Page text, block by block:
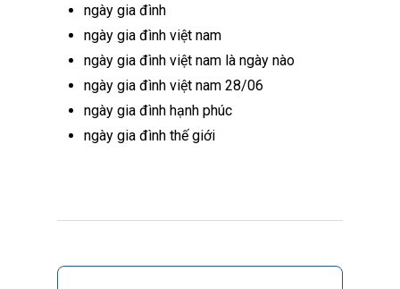
ngày gia đình
ngày gia đình việt nam
ngày gia đình việt nam là ngày nào
ngày gia đình việt nam 28/06
ngày gia đình hạnh phúc
ngày gia đình thế giới